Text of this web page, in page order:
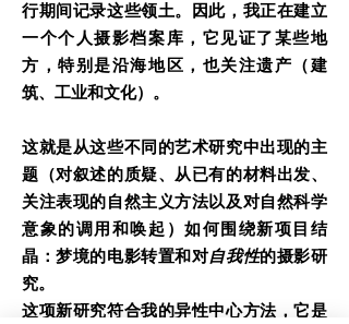
行期间记录这些领土。因此，我正在建立
一个个人摄影档案库，它见证了某些地
方，特别是沿海地区，也关注遗产（建
筑、工业和文化）。
这就是从这些不同的艺术研究中出现的主
题（对叙述的质疑、从已有的材料出发、
关注表现的自然主义方法以及对自然科学
意象的调用和唤起）如何围绕新项目结
晶：梦境的电影转置和对自我性的摄影研
究。
这项新研究符合我的异性中心方法，它是